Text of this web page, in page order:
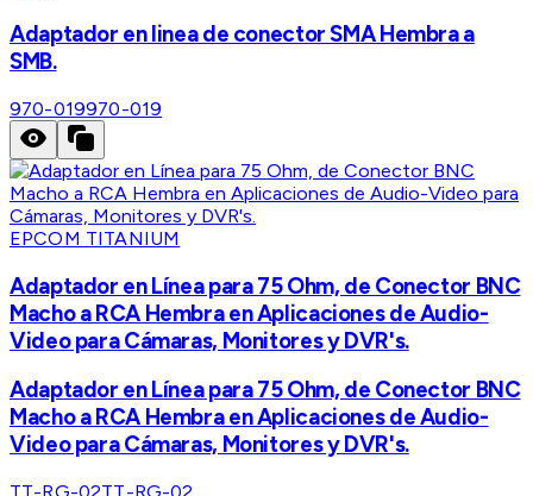
Adaptador en linea de conector SMA Hembra a
SMB.
970-019970-019
EPCOM TITANIUM
Adaptador en Línea para 75 Ohm, de Conector BNC
Macho a RCA Hembra en Aplicaciones de Audio-
Video para Cámaras, Monitores y DVR's.
Adaptador en Línea para 75 Ohm, de Conector BNC
Macho a RCA Hembra en Aplicaciones de Audio-
Video para Cámaras, Monitores y DVR's.